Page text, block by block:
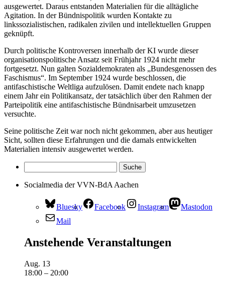
ausgewertet. Daraus entstanden Materialien für die alltägliche
Agitation. In der Bündnispolitik wurden Kontakte zu
linkssozialistischen, radikalen zivilen und intellektuellen Gruppen
geknüpft.
Durch politische Kontroversen innerhalb der KI wurde dieser
organisationspolitische Ansatz seit Frühjahr 1924 nicht mehr
fortgesetzt. Nun galten Sozialdemokraten als „Bundesgenossen des
Faschismus“. Im September 1924 wurde beschlossen, die
antifaschistische Weltliga aufzulösen. Damit endete nach knapp
einem Jahr ein Politikansatz, der tatsächlich über den Rahmen der
Parteipolitik eine antifaschistische Bündnisarbeit umzusetzen
versuchte.
Seine politische Zeit war noch nicht gekommen, aber aus heutiger
Sicht, sollten diese Erfahrungen und die damals entwickelten
Materialien intensiv ausgewertet werden.
Socialmedia der VVN-BdA Aachen
Bluesky Facebook Instagram
Mastodon
Mail
Anstehende Veranstaltungen
Aug. 13
18:00 – 20:00